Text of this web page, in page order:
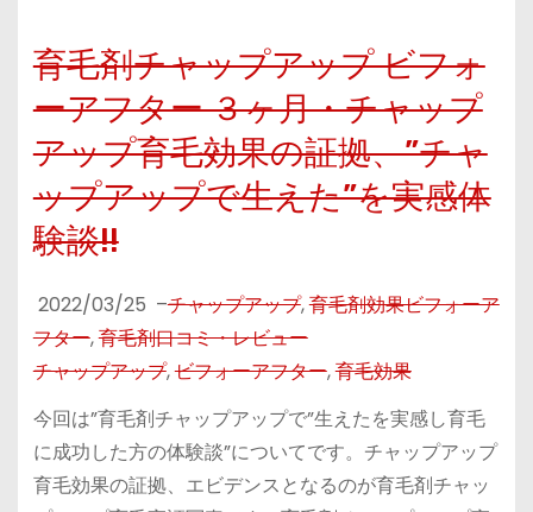
育毛剤チャップアップ ビフォ
ーアフター ３ヶ月・チャップ
アップ育毛効果の証拠、”チャ
ップアップで生えた”を実感体
験談!!
2022/03/25 –チャップアップ,育毛剤効果ビフォーア
フター,育毛剤口コミ・レビュー
チャップアップ,ビフォーアフター,育毛効果
今回は”育毛剤チャップアップで”生えたを実感し育毛
に成功した方の体験談”についてです。チャップアップ
育毛効果の証拠、エビデンスとなるのが育毛剤チャッ